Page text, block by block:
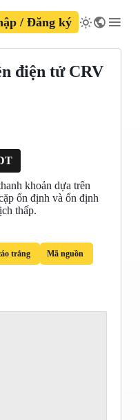
/ Đăng ký
điện tử CRV
khoản dựa trên
ổn định và ổn định
thấp.
trắng Mã nguồn